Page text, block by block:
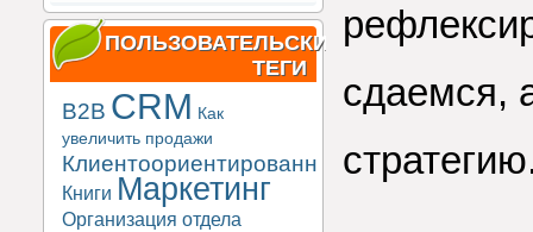
ПОЛЬЗОВАТЕЛЬСКИЕ
ТЕГИ
B2B CRM Как
увеличить продажи
Клиентоориентированность
Книги Маркетинг
Организация отдела
сдаемся,